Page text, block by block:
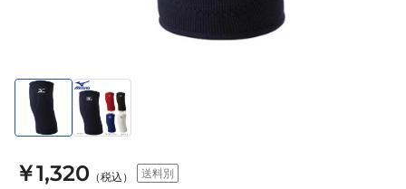
￥1,320 （税込） 送料別